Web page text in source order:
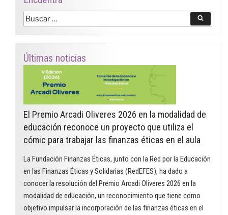
Buscar
por:
Últimas noticias
El Premio Arcadi Oliveres 2026 en la modalidad de
educación reconoce un proyecto que utiliza el
cómic para trabajar las finanzas éticas en el aula
La Fundación Finanzas Éticas, junto con la Red por la Educación
en las Finanzas Éticas y Solidarias (RedEFES), ha dado a
conocer la resolución del Premio Arcadi Oliveres 2026 en la
modalidad de educación, un reconocimiento que tiene como
objetivo impulsar la incorporación de las finanzas éticas en el